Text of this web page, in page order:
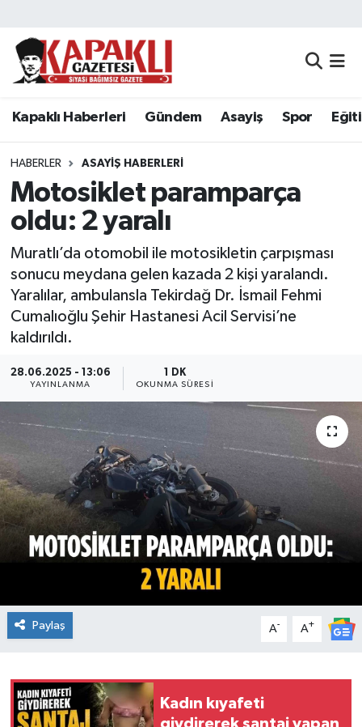
Kapaklı Haberleri Gündem Asayiş Spor
HABERLER ASAYIŞ HABERLERI
Motosiklet paramparça
oldu: 2 yaralı
Muratlı’da otomobil ile motosikletin çarpışması
sonucu meydana gelen kazada 2 kişi yaralandı.
Yaralılar, ambulansla Tekirdağ Dr. İsmail Fehmi
Cumalıoğlu Şehir Hastanesi Acil Servisi’ne
kaldırıldı.
28.06.2025 - 13:06
YAYINLANMA
1 DK
OKUNMA SÜRESI
Paylaş A- A+
Kadın kıyafeti
Kapaklı Haberleri
Asayiş
Spor
Eğitim
Resmi Reklamlar
Ekonomi
Sağlık
Teknoloji
Yaşam
Tekirdağ Nöbetçi Eczaneler
Tekirdağ Namaz Vakitleri
Tekirdağ Trafik Yoğunluk Haritası
Süper Lig Puan Durumu ve Fikstür
Tüm Manşetler
Son Dakika Haberleri